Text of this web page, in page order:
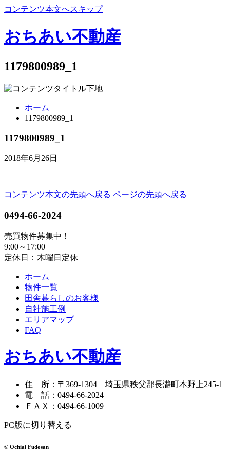
コンテンツ本文へスキップ
おちあい不動産
1179800989_1
ホーム
1179800989_1
1179800989_1
2018年6月26日
コンテンツ本文の先頭へ戻る ページの先頭へ戻る
0494-66-2024
売買物件募集中！
9:00～17:00
定休日：木曜日定休
ホーム
物件一覧
田舎暮らしのお客様
自社施工例
エリアマップ
FAQ
おちあい不動産
住 所 ： 〒369-1304 埼玉県秩父郡長瀞町本野上245-1
電 話 ： 0494-66-2024
ＦＡＸ
： 0494-66-1009
PC版に切り替える
© Ochiai Fudosan